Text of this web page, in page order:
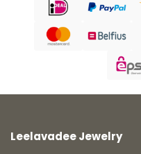
Leelavadee Jewelry